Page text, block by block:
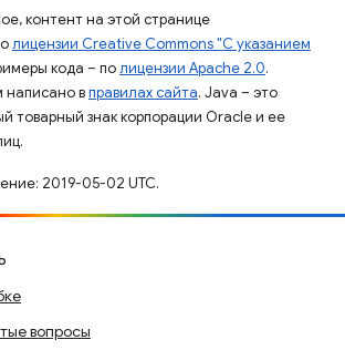
контент на этой странице
лицензии Creative Commons "С указанием
кода – полицензии Apache 2.0.
написано вправилах сайта. Java – это
товарный знак корпорации Oracle и ее
2019-05-02 UTC.
вопросы